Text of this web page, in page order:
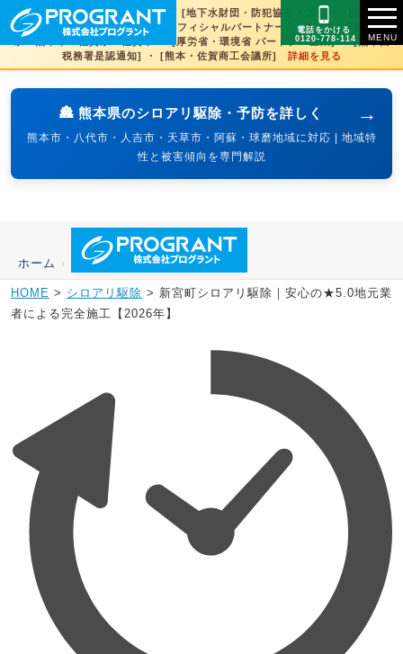
[文化財虫菌害研究所 賛助会員] ・ [地下水財団・防犯協会・スポーツ協会×3県
賛助] ・ [火の国サラマンダーズオフィシャルパートナー] ・ [SDGs登録] 熊本
県・熊本市・佐賀県・佐賀市 ・ [厚労省・環境省 パートナー企業] ・ [熊本西
税務署是認通知] ・ [熊本・佐賀商工会議所] 詳細を見る
→
🏯 熊本県のシロアリ駆除・予防を詳しく
熊本市・八代市・人吉市・天草市・阿蘇・球磨地域に対応 | 地域特
性と被害傾向を専門解説
電話をかける
0120-778-114
ホーム ›
HOME > シロアリ駆除 > 新宮町シロアリ駆除｜安心の★5.0地元業
者による完全施工【2026年】